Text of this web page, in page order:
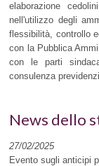
elaborazione
nell'utilizzo degli
flessibilità, controllo
con la Pubblica
con le parti
consulenza
News dello
27/02/2025
Evento sugli anticipi